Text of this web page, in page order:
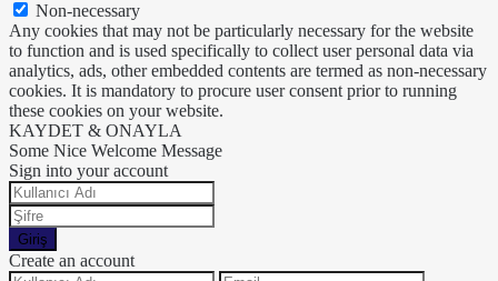
Non-necessary
Any cookies that may not be particularly necessary for the website
to function and is used specifically to collect user personal data via
analytics, ads, other embedded contents are termed as non-necessary
cookies. It is mandatory to procure user consent prior to running
these cookies on your website.
KAYDET & ONAYLA
Some Nice Welcome Message
Sign into your account
Giriş
Create an account